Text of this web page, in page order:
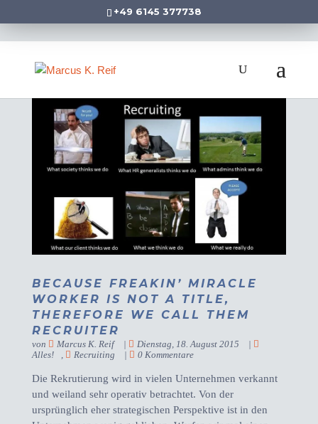
+49 6145 377738
BECAUSE FREAKIN’ MIRACLE
WORKER IS NOT A TITLE,
THEREFORE WE CALL THEM
RECRUITER
von Marcus K. Reif | Dienstag, 18. August 2015
|
Alles!
Recruiting | 0 Kommentare
Die Rekrutierung wird in vielen Unternehmen verkannt
und weiland sehr operativ betrachtet. Von der
ursprünglich eher strategischen Perspektive ist in den